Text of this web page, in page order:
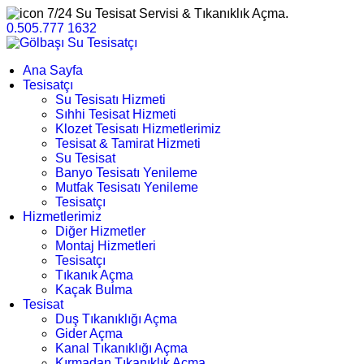
7/24 Su Tesisat Servisi & Tıkanıklık Açma.
0.505.777 1632
Ana Sayfa
Tesisatçı
Su Tesisatı Hizmeti
Sıhhi Tesisat Hizmeti
Klozet Tesisatı Hizmetlerimiz
Tesisat & Tamirat Hizmeti
Su Tesisat
Banyo Tesisatı Yenileme
Mutfak Tesisatı Yenileme
Tesisatçı
Hizmetlerimiz
Diğer Hizmetler
Montaj Hizmetleri
Tesisatçı
Tıkanık Açma
Kaçak Bulma
Tesisat
Duş Tıkanıklığı Açma
Gider Açma
Kanal Tıkanıklığı Açma